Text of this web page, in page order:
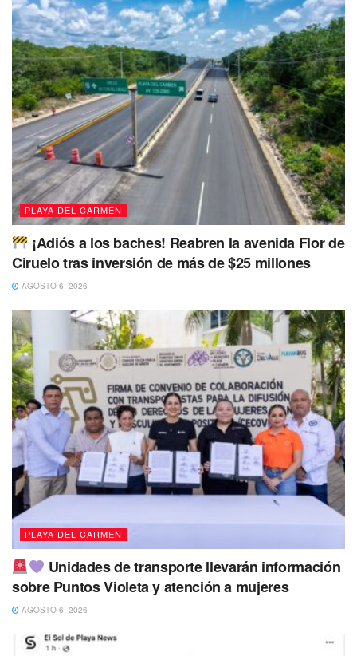
PLAYA DEL CARMEN
¡Adiós a los baches! Reabren la avenida Flor de
Ciruelo tras inversión de más de $25 millones
AGOSTO 6, 2026
PLAYA DEL CARMEN
Unidades de transporte llevarán información
sobre Puntos Violeta y atención a mujeres
AGOSTO 6, 2026